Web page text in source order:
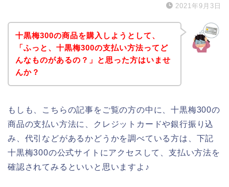
2021年9月3日
十黒梅300の商品を購入しようとして、
「ふっと、十黒梅300の支払い方法ってど
んなものがあるの？」と思った方はいませ
んか？
もしも、こちらの記事をご覧の方の中に、十黒梅300の
商品の支払い方法に、クレジットカードや銀行振り込
み、代引などがあるかどうかを調べている方は、下記
十黒梅300の公式サイトにアクセスして、支払い方法を
確認されてみるといいと思いますよ♪